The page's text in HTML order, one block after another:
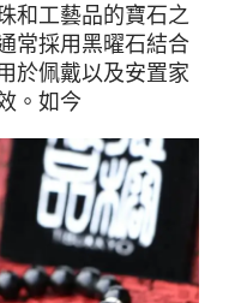
和工藝品的寶石之
常採用黑曜石結合
於佩戴以及安置家
。如今